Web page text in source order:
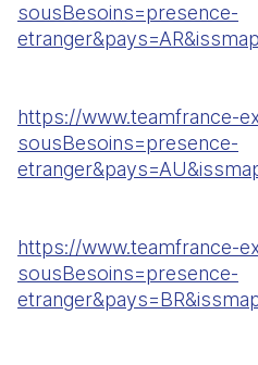
sousBesoins=presence-
https://www.teamfrance-
sousBesoins=presence-
https://www.teamfrance-
sousBesoins=presence-